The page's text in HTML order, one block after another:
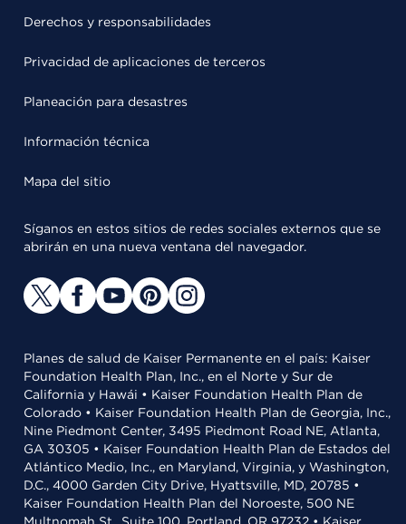
Derechos y responsabilidades
Privacidad de aplicaciones de terceros
Planeación para desastres
Información técnica
Mapa del sitio
Síganos en estos sitios de redes sociales externos que se
abrirán en una nueva ventana del navegador.
Planes de salud de Kaiser Permanente en el país: Kaiser
Foundation Health Plan, Inc., en el Norte y Sur de
California y Hawái • Kaiser Foundation Health Plan de
Colorado • Kaiser Foundation Health Plan de Georgia, Inc.,
Nine Piedmont Center, 3495 Piedmont Road NE, Atlanta,
GA 30305 • Kaiser Foundation Health Plan de Estados del
Atlántico Medio, Inc., en Maryland, Virginia, y Washington,
D.C., 4000 Garden City Drive, Hyattsville, MD, 20785 •
Kaiser Foundation Health Plan del Noroeste, 500 NE